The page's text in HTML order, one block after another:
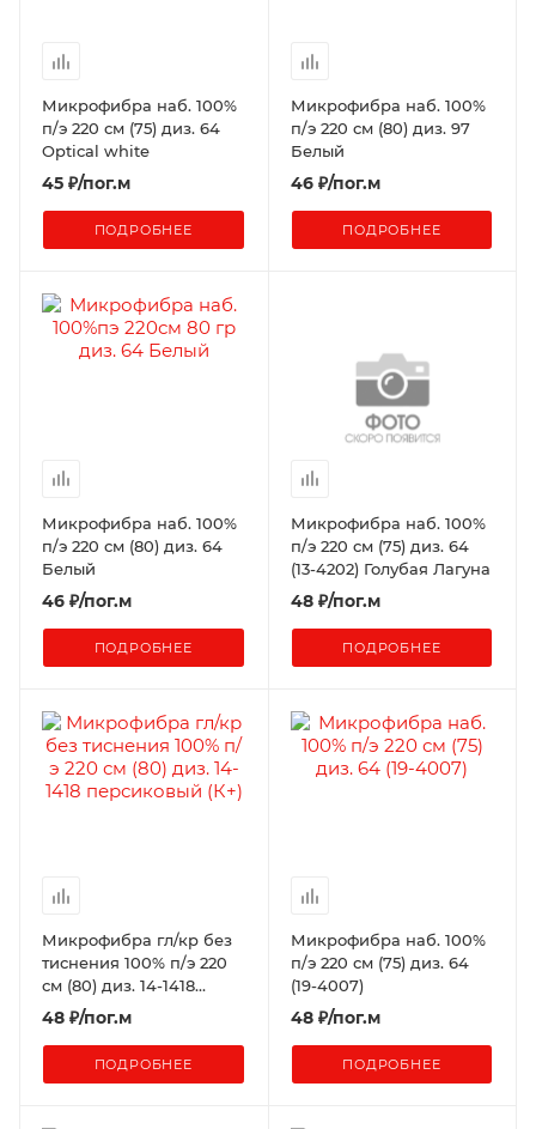
Микрофибра наб. 100%
п/э 220 см (75) диз. 64
Optical white
45 ₽/пог.м
ПОДРОБНЕЕ
Микрофибра наб. 100%
п/э 220 см (80) диз. 97
Белый
46₽/пог.м
ПОДРОБНЕЕ
Микрофибра наб. 100%
п/э 220 см (80) диз. 64
Белый
46 ₽/пог.м
ПОДРОБНЕЕ
Микрофибра наб. 100%
п/э 220 см (75) диз. 64
(13-4202) Голубая Лагуна
48₽/пог.м
ПОДРОБНЕЕ
Микрофибра гл/кр без
тиснения 100% п/э 220
см (80) диз. 14-1418
персиковый (К+)
48 ₽/пог.м
ПОДРОБНЕЕ
Микрофибра наб. 100%
п/э 220 см (75) диз. 64
(19-4007)
48₽/пог.м
ПОДРОБНЕЕ